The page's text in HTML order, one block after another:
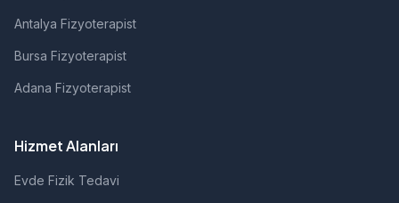
Antalya Fizyoterapist
Bursa Fizyoterapist
Adana Fizyoterapist
Hizmet Alanları
Evde Fizik Tedavi